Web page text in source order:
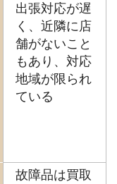
出張対応が遅
く、近隣に店
舗がないこと
もあり、対応
地域が限られ
ている
故障品は買取